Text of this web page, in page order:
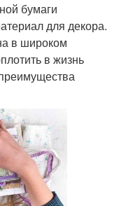
бумаги
для декора.
в широком
в жизнь